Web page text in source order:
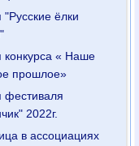
"Русские ёлки
конкурса « Наше
прошлое»
фестиваля
2022г.
в ассоциациях